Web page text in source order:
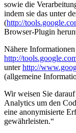
sowie die
indem sie das unter
(http://
Browser-Plugin
Nähere
http://
unterhttp://
(allgemeine
Wir weisen Sie
Analytics um den
eine anonymisierte
gewährleisten.“